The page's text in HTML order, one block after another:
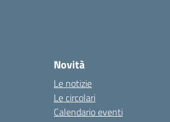
Novità
Le notizie
Le circolari
Calendario eventi